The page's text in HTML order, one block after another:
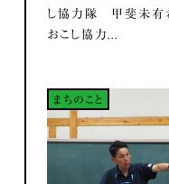
し協力隊 甲斐未有
おこし協力...
まちのこと